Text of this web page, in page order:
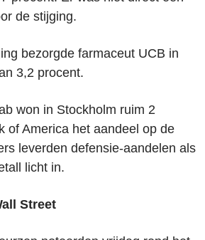
de stijging.
bezorgde farmaceut UCB in
3,2 procent.
won in Stockholm ruim 2
of America het aandeel op de
leverden defensie-aandelen als
licht in.
Street